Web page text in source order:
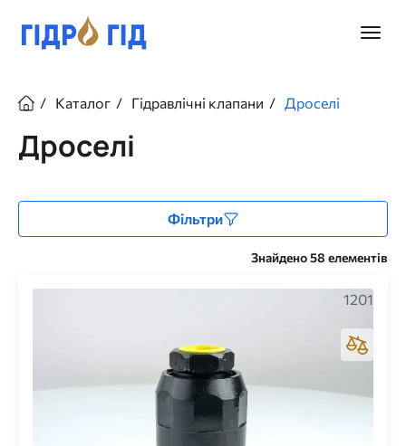
основного
РядокКаталог Гідравлічні клапани Дроселі
Дроселі
Фільтри
Знайдено 58 елементів
1201